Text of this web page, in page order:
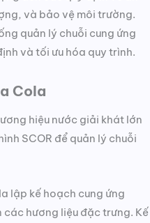
và bảo vệ môi trường.
quản lý chuỗi cung ứng
và tối ưu hóa quy trình.
Cola
hiệu nước giải khát lớn
SCOR để quản lý chuỗi
lập kế hoạch cung ứng
hương liệu đặc trưng. Kế